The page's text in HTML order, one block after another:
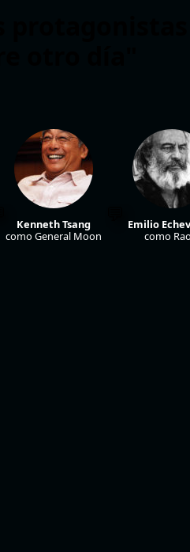
Kenneth Tsang
como General Moon
Emilio
como